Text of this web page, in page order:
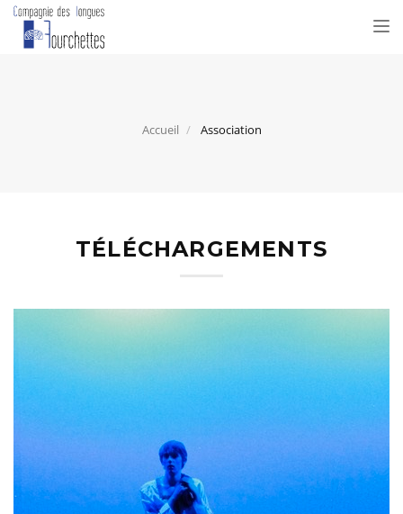
Accueil Association
TÉLÉCHARGEMENTS